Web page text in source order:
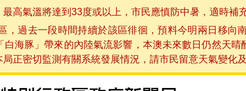
高氣溫將達到33度或以上，市民應慎防中暑，適時補
，過去一段時間持續於該區徘徊，預料今明兩日移向
海豚」帶來的內陸氣流影響，本澳未來數日仍然天
正密切監測有關系統發展情況，請市民留意天氣變化